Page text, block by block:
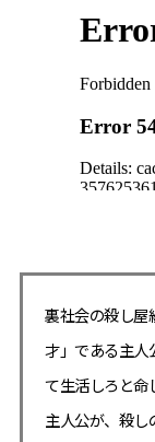
裏社会の殺し屋
才」である主人
て生活しろと命
主人公が、殺し